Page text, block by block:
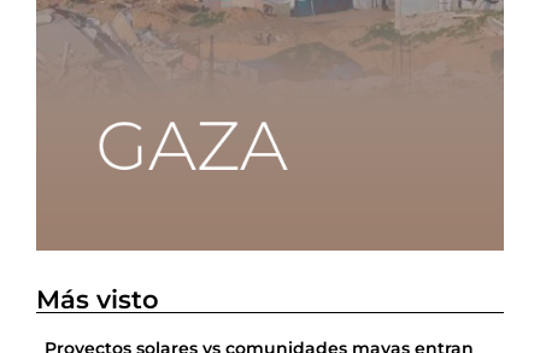
Más visto
Proyectos solares vs comunidades mayas entran